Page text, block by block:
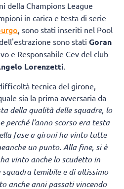
della Champions League
in carica e testa di serie
, sono stati inseriti nel Pool
sono stati Goran
e Responsabile Cev del club
Lorenzetti.
tecnica del girone,
sia la prima avversaria da
della qualità delle squadre, lo
perché l'anno scorso era testa
fase a gironi ha vinto tutte
un punto. Alla fine, si è
vinto anche lo scudetto in
squadra temibile e di altissimo
anche anni passati vincendo